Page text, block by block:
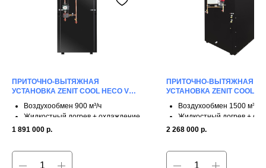
ПРИТОЧНО-ВЫТЯЖНАЯ
УСТАНОВКА ZENIT COOL HECO V
Воздухообмен 900 м³/ч
Жидкостный догрев + охлаждение
3 ступени рекуперации
1 891 000 р.
ПРИТОЧНО-ВЫТЯЖНАЯ
УСТАНОВКА ZENIT COOL
Воздухообмен 1500 м³/ч
Жидкостный догрев +
3 ступени рекуперации
2 268 000 р.